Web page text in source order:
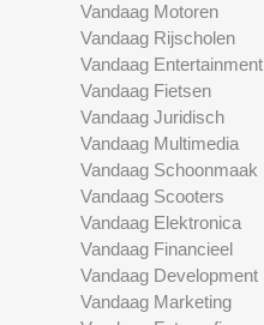
Vandaag Motoren
Vandaag Rijscholen
Vandaag Entertainment
Vandaag Fietsen
Vandaag Juridisch
Vandaag Multimedia
Vandaag Schoonmaak
Vandaag Scooters
Vandaag Elektronica
Vandaag Financieel
Vandaag Development
Vandaag Marketing